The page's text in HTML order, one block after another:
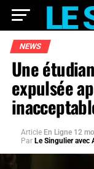
NEWS
Une
expulsée
Article En Ligne 12
Par Le Singulier avec